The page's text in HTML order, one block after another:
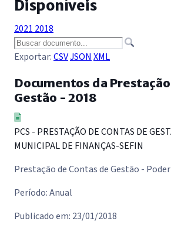
Disponíveis
2021 2018
Exportar:CSVJSON XML
Documentos da
Gestão - 2018
PCS - PRESTAÇÃO DE CONTAS DE
MUNICIPAL DE FINANÇAS-SEFIN
Prestação de Contas de Gestão -
Período: Anual
Publicado em: 23/01/2018